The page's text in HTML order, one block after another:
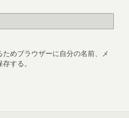
めブラウザーに自分の名前、メ
する。